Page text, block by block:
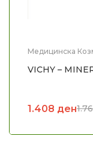
Медицинска
VICHY –
1.408 ден